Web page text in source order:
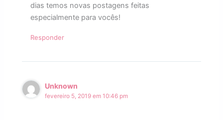
dias temos novas postagens feitas
especialmente para vocês!
Responder
Unknown
fevereiro 5, 2019 em 10:46 pm